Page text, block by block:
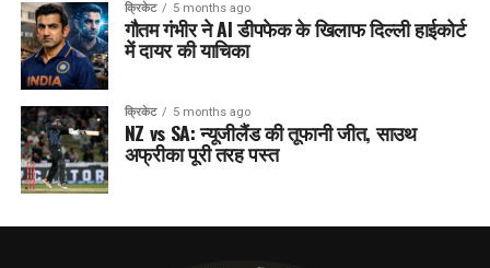
क्रिकेट 5 months ago
गौतम गंभीर ने AI डीपफेक के खिलाफ दिल्ली हाईकोर्ट
में दायर की याचिका
क्रिकेट 5 months ago
NZ vs SA: न्यूजीलैंड की तूफानी जीत, साउथ
अफ्रीका पूरी तरह पस्त